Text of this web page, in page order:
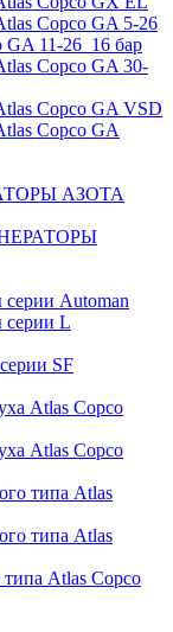
Copco GA 5-26
11-26_16 бар
Copco GA 30-
Copco GA VSD
Copco GA
АЗОТА
Automan
серии L
SF
Atlas Copco
Atlas Copco
типа Atlas
типа Atlas
Atlas Copco